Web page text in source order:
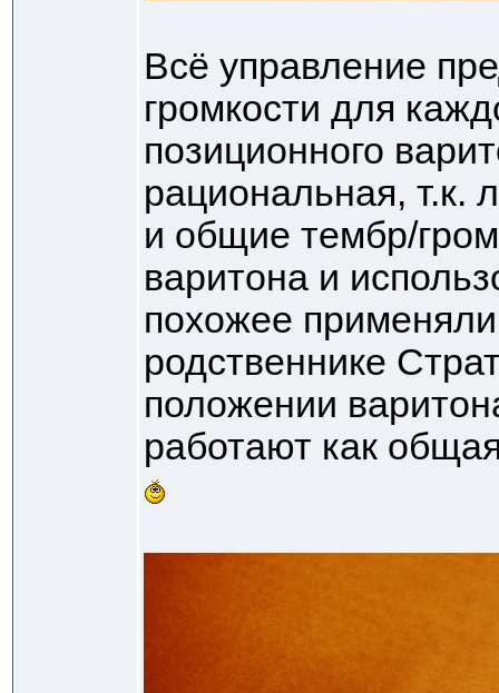
Всё управление
громкости для
позиционного
рациональная, т.к.
и общие тембр/
варитона и
похожее
родственнике
положении
работают как